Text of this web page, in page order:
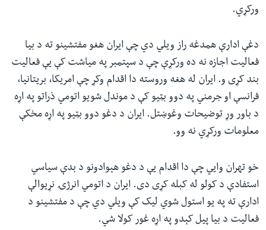
ورکړي.
دغې ادارې همدغه راز ویلي دي چې ایران هغو مفتشینو ته د بیا
فعالیت اجازه نه ده ورکړې چې د سپتمبر په میاشت کې یې فعالیت
بند کړی و. ایران له هغه وروسته دا اقدام وکړ چې امریکا، بریتانیا،
فرانسې او جرمني په دوو بټیو کې د موندل شویو اتومي ذراتو په اړه
د باور وړ توضیحات وغوښتل. ایران د دغو دوو بټیو په اړه مخکې
معلومات ورکړي نه وو.
خو تهران وایي چې دا اقدام یې د دغو هېوادونو د بدې سیاسي
استفادې د کولو له کبله کړی دی. ایران د اتومي انرژۍ نړیوالې
ادارې ته په یو استول شوي لیک کې ویلي دي چې د مفتشینو د
فعالیت د بیا پیل کېدو په اړه غور کولا شي.